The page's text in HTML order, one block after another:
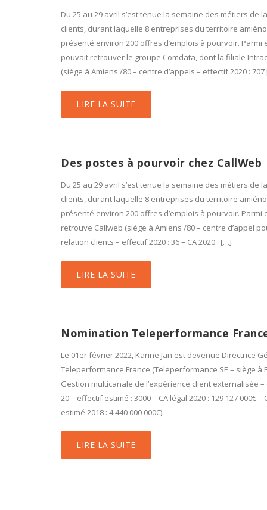
Du 25 au 29 avril s’est tenue la semaine des métiers de
clients, durant laquelle 8 entreprises du territoire
présenté environ 200 offres d’emplois à pourvoir. Parmi
pouvait retrouver le groupe Comdata, dont la filiale
(siège à Amiens /80 – centre d’appels – effectif 2020 :
LIRE LA SUITE
Des postes à pourvoir chez CallWeb
Du 25 au 29 avril s’est tenue la semaine des métiers de
clients, durant laquelle 8 entreprises du territoire
présenté environ 200 offres d’emplois à pourvoir. Parmi
retrouve Callweb (siège à Amiens /80 – centre d’appel
relation clients – effectif 2020 : 36 – CA 2020 : […]
LIRE LA SUITE
Nomination Teleperformance
Le 01er février 2022, Karine Jan est devenue Directrice
Teleperformance France (Teleperformance SE – siège à
Gestion multicanale de l’expérience client externalisée –
20 – effectif estimé : 3000 – CA légal 2020 : 129 127 000€ –
estimé 2018 : 4 440 000 000€).
LIRE LA SUITE